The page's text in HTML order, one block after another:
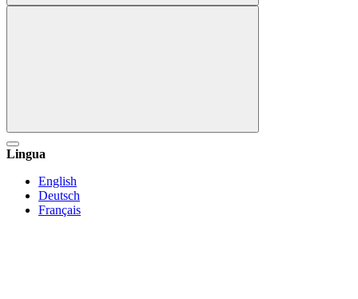
Lingua
English
Deutsch
Français